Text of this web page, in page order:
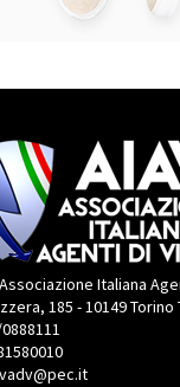
Associazione Italiana
185 - 10149 Torino